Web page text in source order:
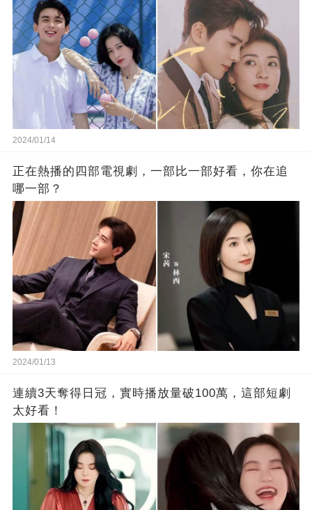
2024/01/14
正在熱播的四部電視劇，一部比一部好看，你在追
哪一部？
2024/01/13
連續3天奪得日冠，實時播放量破100萬，這部短劇
太好看！